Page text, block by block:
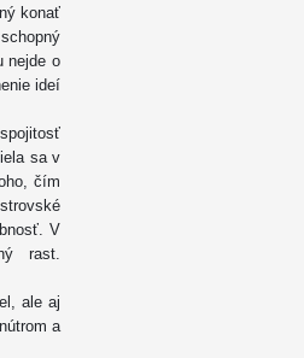
konať
nejde o
ideí
sa v
čím
V
rast.
ale aj
a